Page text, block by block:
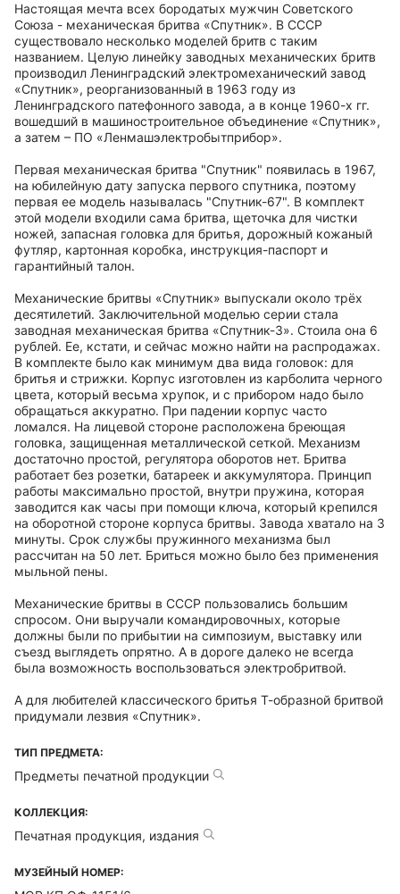
Настоящая мечта всех бородатых мужчин Советского
Союза - механическая бритва «Спутник». В СССР
существовало несколько моделей бритв с таким
названием. Целую линейку заводных механических бритв
производил Ленинградский электромеханический завод
«Спутник», реорганизованный в 1963 году из
Ленинградского патефонного завода, а в конце 1960-х гг.
вошедший в машиностроительное объединение «Спутник»,
а затем – ПО «Ленмашэлектробытприбор».
Первая механическая бритва "Спутник" появилась в 1967,
на юбилейную дату запуска первого спутника, поэтому
первая ее модель называлась "Спутник-67". В комплект
этой модели входили сама бритва, щеточка для чистки
ножей, запасная головка для бритья, дорожный кожаный
футляр, картонная коробка, инструкция-паспорт и
гарантийный талон.
Механические бритвы «Спутник» выпускали около трёх
десятилетий. Заключительной моделью серии стала
заводная механическая бритва «Спутник-3». Стоила она 6
рублей. Ее, кстати, и сейчас можно найти на распродажах.
В комплекте было как минимум два вида головок: для
бритья и стрижки. Корпус изготовлен из карболита черного
цвета, который весьма хрупок, и с прибором надо было
обращаться аккуратно. При падении корпус часто
ломался. На лицевой стороне расположена бреющая
головка, защищенная металлической сеткой. Механизм
достаточно простой, регулятора оборотов нет. Бритва
работает без розетки, батареек и аккумулятора. Принцип
работы максимально простой, внутри пружина, которая
заводится как часы при помощи ключа, который крепился
на оборотной стороне корпуса бритвы. Завода хватало на 3
минуты. Срок службы пружинного механизма был
рассчитан на 50 лет. Бриться можно было без применения
мыльной пены.
Механические бритвы в СССР пользовались большим
спросом. Они выручали командировочных, которые
должны были по прибытии на симпозиум, выставку или
съезд выглядеть опрятно. А в дороге далеко не всегда
была возможность воспользоваться электробритвой.
А для любителей классического бритья Т-образной бритвой
придумали лезвия «Спутник».
ТИП ПРЕДМЕТА:
Предметы печатной продукции
КОЛЛЕКЦИЯ:
Печатная продукция, издания
МУЗЕЙНЫЙ НОМЕР: